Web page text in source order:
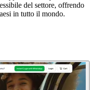
del settore, offrendo
in tutto il mondo.